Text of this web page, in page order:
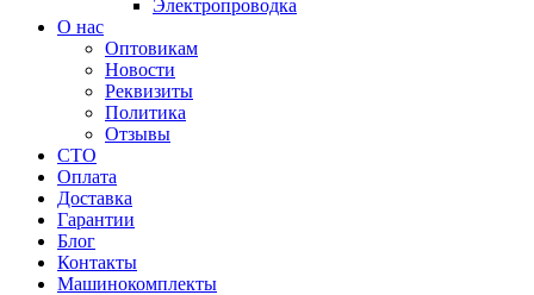
Электропроводка
О нас
Оптовикам
Новости
Реквизиты
Политика
Отзывы
СТО
Оплата
Доставка
Гарантии
Блог
Контакты
Машинокомплекты